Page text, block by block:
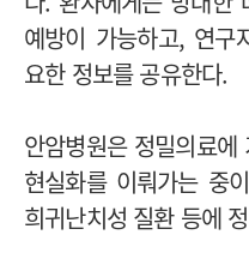
예방이 가능하고, 연구
요한 정보를 공유한다.
안암병원은 정밀의료
현실화를 이뤄가는 중
희귀난치성 질환 등에